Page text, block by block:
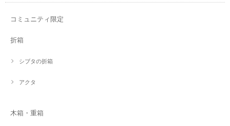
コミュニティ限定
折箱
シブタの折箱
アクタ
木箱・重箱